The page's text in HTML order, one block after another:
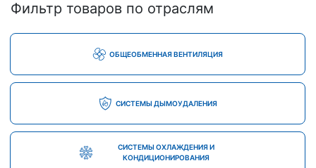
Фильтр товаров по отраслям
ОБЩЕОБМЕННАЯ ВЕНТИЛЯЦИЯ
СИСТЕМЫ ДЫМОУДАЛЕНИЯ
СИСТЕМЫ ОХЛАЖДЕНИЯ И
КОНДИЦИОНИРОВАНИЯ